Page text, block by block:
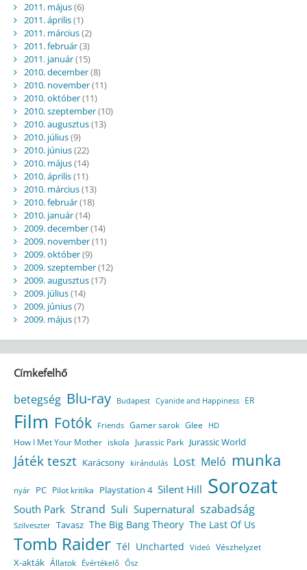
2011. május(6)
2011. április(1)
2011. március(2)
2011. február(3)
2011. január(15)
2010. december(8)
2010. november(11)
2010. október(11)
2010. szeptember(10)
2010. augusztus(13)
2010. július(9)
2010. június(22)
2010. május(14)
2010. április(11)
2010. március(13)
2010. február(18)
2010. január(14)
2009. december(14)
2009. november(11)
2009. október(9)
2009. szeptember(12)
2009. augusztus(17)
2009. július(14)
2009. június(7)
2009. május(17)
Címkefelhő
betegség Blu-ray Budapest Cyanide and Happiness ER
Film Fotók Friends Gamer sarok Glee HD
How I Met Your Mother iskola Jurassic Park Jurassic World
Játék teszt Karácsony kirándulás Lost Meló munka
nyár PC Pilot kritika Playstation 4 Silent Hill Sorozat
South Park Strand Suli Supernatural szabadság
Szilveszter Tavasz The Big Bang Theory The Last Of Us
Tomb Raider Tél Uncharted Videó Vészhelyzet
X-akták Állatok Évértékelő Ősz